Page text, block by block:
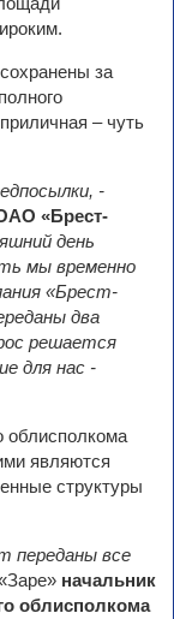
за
– чуть
-
«Брест-
день
мы временно
«Брест-
два
решается
для нас -
облисполкома
являются
структуры
переданы все
начальник
облисполкома